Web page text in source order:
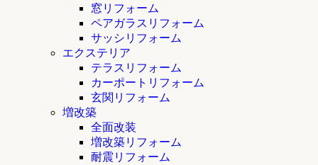
窓リフォーム
ペアガラスリフォーム
サッシリフォーム
エクステリア
テラスリフォーム
カーポートリフォーム
玄関リフォーム
増改築
全面改装
増改築リフォーム
耐震リフォーム